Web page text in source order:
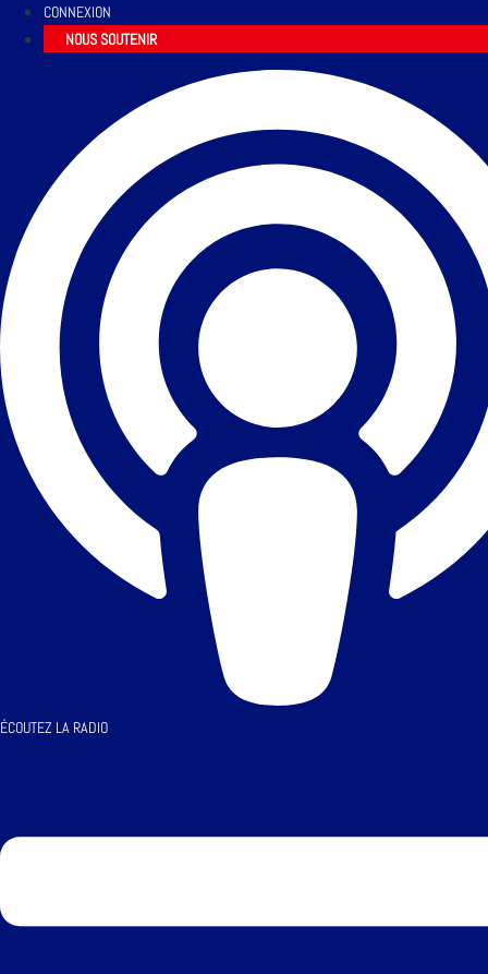
CONNEXION
NOUS SOUTENIR
ÉCOUTEZ LA RADIO